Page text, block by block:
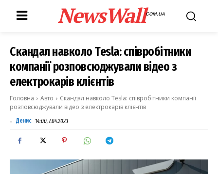
NewsWallCOM.UA
Скандал навколо Tesla: співробітники
компанії розповсюджували відео з
електрокарів клієнтів
Головна Авто
Скандал навколо Tesla: співробітники компанії
розповсюджували відео з електрокарів клієнтів
- Денис 14:00, 7.04.2023